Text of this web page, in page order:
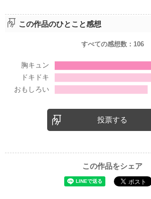
この作品のひとこと感想
すべての感想数： 106
投票する
この作品をシェア